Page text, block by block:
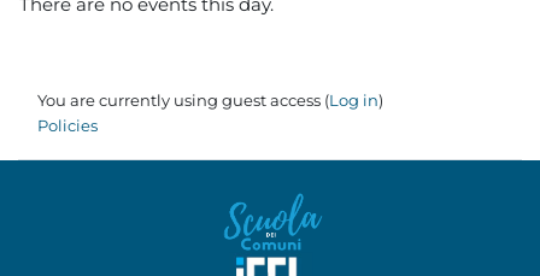
You are currently using guest access (Log in)
Policies